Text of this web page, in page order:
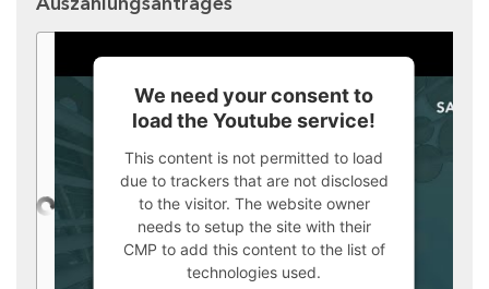
We need your consent to
load the Youtube service!
This content is not permitted to load
due to trackers that are not disclosed
to the visitor. The website owner
needs to setup the site with their
CMP to add this content to the list of
technologies used.